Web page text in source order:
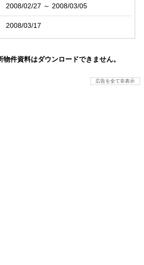
2008/02/27 ～ 2008/03/05
2008/03/17
物件資料はダウンロードできません。
広告を全て非表示